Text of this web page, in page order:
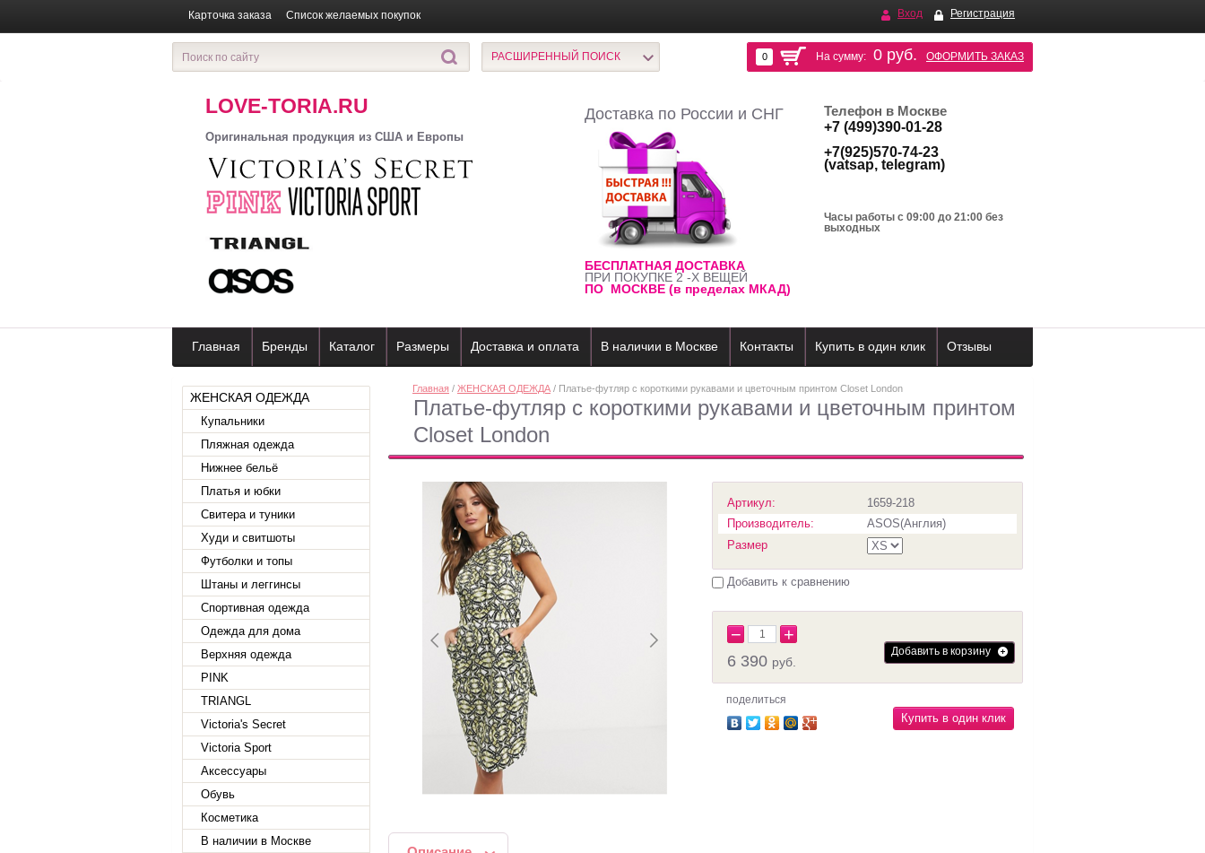
Вход Регистрация
Карточка заказа Список желаемых покупок
0 На сумму: 0 руб. ОФОРМИТЬ ЗАКАЗ
РАСШИРЕННЫЙ ПОИСК
LOVE-TORIA.RU
Оригинальная продукция из США и Европы
Доставка по России и СНГ
БЕСПЛАТНАЯ ДОСТАВКА
ПРИ ПОКУПКЕ 2 -Х ВЕЩЕЙ
ПО МОСКВЕ (в пределах МКАД)
Телефон в Москве
+7 (499)390-01-28
+7(925)570-74-23
(vatsap, telegram)
Часы работы с 09:00 до 21:00 без
выходных
Главная Бренды Каталог Размеры Доставка и оплата В наличии в Москве Контакты Купить в один клик Отзывы
ЖЕНСКАЯ ОДЕЖДА
Купальники
Пляжная одежда
Нижнее бельё
Платья и юбки
Свитера и туники
Худи и свитшоты
Футболки и топы
Штаны и леггинсы
Спортивная одежда
Одежда для дома
Верхняя одежда
PINK
TRIANGL
Victoria's Secret
Victoria Sport
Аксессуары
Обувь
Косметика
В наличии в Москве
Главная / ЖЕНСКАЯ ОДЕЖДА / Платье-футляр с короткими рукавами и цветочным принтом Closet London
Платье-футляр с короткими рукавами и цветочным принтом
Closet London
Артикул:
1659-218
Производитель:
ASOS(Англия)
Размер
Добавить к сравнению
Добавить в корзину
− +
6 390 руб.
поделиться
Купить в один клик